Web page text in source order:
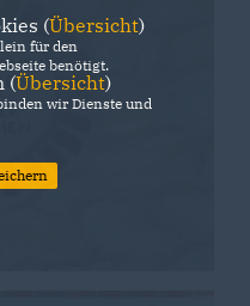
(Übersicht)
für den
benötigt.
(Übersicht)
wir Dienste und